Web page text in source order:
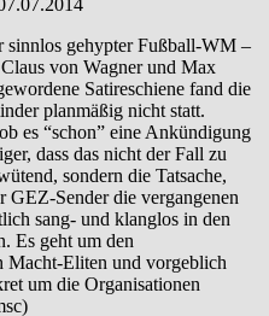
sinnlos gehypter Fußball-WM –
von Wagner und Max
Satireschiene fand die
planmäßig nicht statt.
es “schon” eine Ankündigung
dass das nicht der Fall zu
sondern die Tatsache,
GEZ-Sender die vergangenen
sang- und klanglos in den
Es geht um den
Macht-Eliten und vorgeblich
um die Organisationen